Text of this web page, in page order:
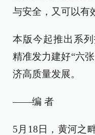
与安全，又可以有
本版今起推出系
精准发力建好“六
济高质量发展。
——编 者
5月18日，黄河之